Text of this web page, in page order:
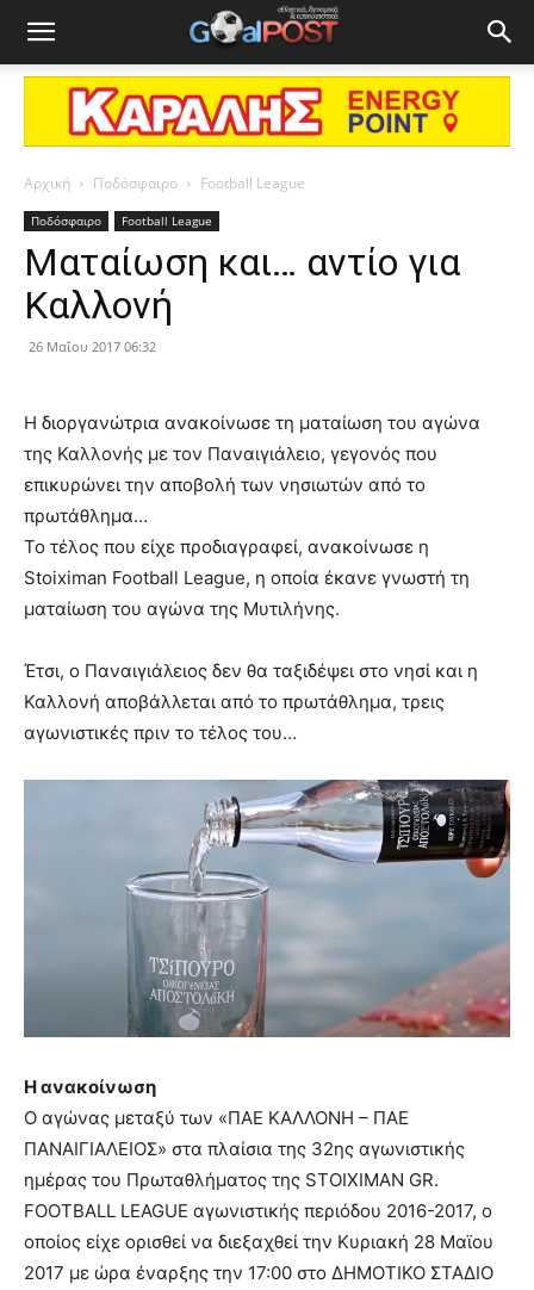
Αρχική Ποδόσφαιρο Football League
Ποδόσφαιρο Football League
Ματαίωση και… αντίο για
Καλλονή
26 Μαΐου 2017 06:32
Η διοργανώτρια ανακοίνωσε τη ματαίωση του αγώνα
της Καλλονής με τον Παναιγιάλειο, γεγονός που
επικυρώνει την αποβολή των νησιωτών από το
πρωτάθλημα…
Το τέλος που είχε προδιαγραφεί, ανακοίνωσε η
Stoiximan Football League, η οποία έκανε γνωστή τη
ματαίωση του αγώνα της Μυτιλήνης.
Έτσι, ο Παναιγιάλειος δεν θα ταξιδέψει στο νησί και η
Καλλονή αποβάλλεται από το πρωτάθλημα, τρεις
αγωνιστικές πριν το τέλος του…
Η ανακοίνωση
Ο αγώνας μεταξύ των «ΠΑΕ ΚΑΛΛΟΝΗ – ΠΑΕ
ΠΑΝΑΙΓΙΑΛΕΙΟΣ» στα πλαίσια της 32ης αγωνιστικής
ημέρας του Πρωταθλήματος της STOIXIMAN GR.
FOOTBALL LEAGUE αγωνιστικής περιόδου 2016-2017, ο
οποίος είχε ορισθεί να διεξαχθεί την Κυριακή 28 Μαϊου
2017 με ώρα έναρξης την 17:00 στο ΔΗΜΟΤΙΚΟ ΣΤΑΔΙΟ